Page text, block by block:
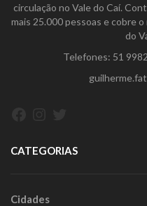
circulação no Vale do Caí.
mais 25.000 pessoas e cobre
do
Telefones: 51
CATEGORIAS
Cidades